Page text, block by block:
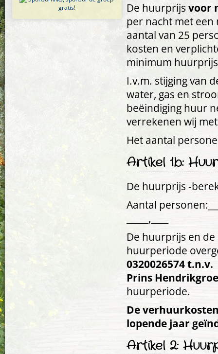
De huurprijs voor
per nacht met
aantal van 25
kosten en
minimum
I.v.m. stijging van
water, gas en
beëindiging huur
verrekenen wij
Het aantal
Artikel 1b:
De huurprijs -
Aantal
_____,____
De huurprijs en
huurperiode
0320026574
Prins
huurperiode.
De
lopende jaar
Artikel 2: